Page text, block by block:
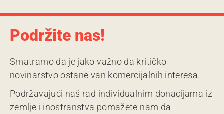
Podržite nas!
Smatramo da je jako važno da kritičko
novinarstvo ostane van komercijalnih interesa.
Podržavajući naš rad individualnim donacijama iz
zemlje i inostranstva pomažete nam da